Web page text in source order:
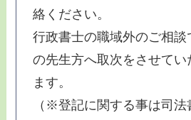
絡ください。
行政書士の職域外のご相談
の先生方へ取次をさせてい
ます。
（※登記に関する事は司法